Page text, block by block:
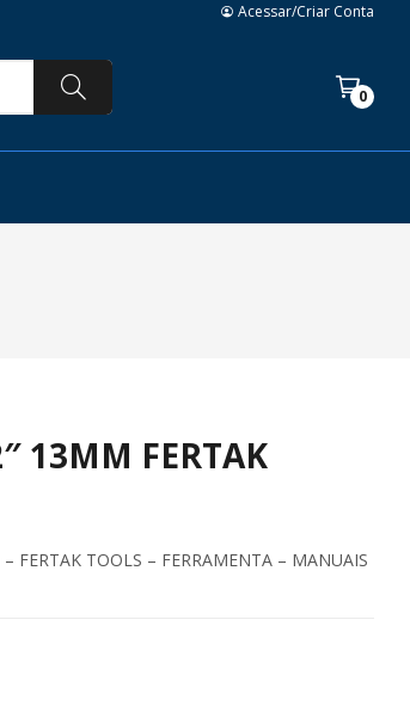
Acessar/Criar Conta
0
13MM FERTAK
FERTAK TOOLS – FERRAMENTA – MANUAIS